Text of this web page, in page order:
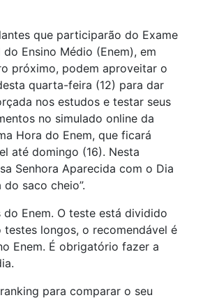
que participarão do Exame
do Ensino Médio (Enem), em
próximo, podem aproveitar o
quarta-feira (12) para dar
nos estudos e testar seus
no simulado online da
Hora do Enem, que ficará
até domingo (16). Nesta
Senhora Aparecida com o Dia
saco cheio”.
Enem. O teste está dividido
longos, o recomendável é
Enem. É obrigatório fazer a
para comparar o seu